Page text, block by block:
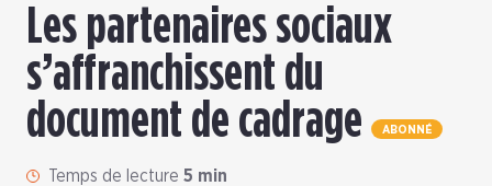
Les partenaires sociaux
s’affranchissent du
document de cadrage
ABONNÉ
Temps de lecture 5 min